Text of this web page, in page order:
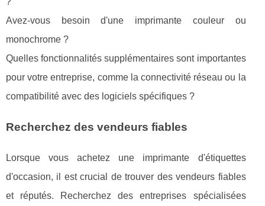
Avez-vous besoin d'une imprimante couleur ou
monochrome ?
Quelles fonctionnalités supplémentaires sont importantes
pour votre entreprise, comme la connectivité réseau ou la
compatibilité avec des logiciels spécifiques ?
Recherchez des vendeurs fiables
Lorsque vous achetez une imprimante d'étiquettes
d'occasion, il est crucial de trouver des vendeurs fiables
et réputés. Recherchez des entreprises spécialisées